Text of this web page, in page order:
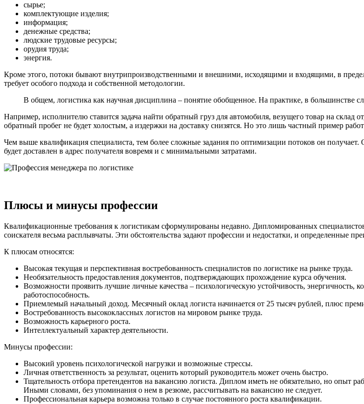
сырье;
комплектующие изделия;
информация;
денежные средства;
людские трудовые ресурсы;
орудия труда;
энергия.
Кроме этого, потоки бывают внутрипроизводственными и внешними, исходящими и входящими, в
требует особого подхода и собственной методологии.
В общем, логистика как научная дисциплина – понятие обобщенное. На практике, в большинстве
Например, исполнителю ставится задача найти обратный груз для автомобиля, везущего товар на склад
обратный пробег не будет холостым, а издержки на доставку снизятся. Но это лишь частный пример
Чем выше квалификация специалиста, тем более сложные задания по оптимизации потоков он
будет доставлен в адрес получателя вовремя и с минимальными затратами.
Плюсы и минусы профессии
Квалификационные требования к логистикам сформулированы недавно. Дипломированных
соискателя весьма расплывчаты. Эти обстоятельства задают профессии и недостатки, и определенные
К плюсам относятся:
Высокая текущая и перспективная востребованность специалистов по логистике на рынке труда.
Необязательность предоставления документов, подтверждающих прохождение курса обучения.
Возможности проявить лучшие личные качества – психологическую устойчивость, энергичность,
работоспособность.
Приемлемый начальный доход. Месячный оклад логиста начинается от 25 тысяч рублей, плюс
Востребованность высококлассных логистов на мировом рынке труда.
Возможность карьерного роста.
Интеллектуальный характер деятельности.
Минусы профессии:
Высокий уровень психологической нагрузки и возможные стрессы.
Личная ответственность за результат, оценить который руководитель может очень быстро.
Тщательность отбора претендентов на вакансию логиста. Диплом иметь не обязательно, но опыт
Иными словами, без упоминания о нем в резюме, рассчитывать на вакансию не следует.
Профессиональная карьера возможна только в случае постоянного роста квалификации.